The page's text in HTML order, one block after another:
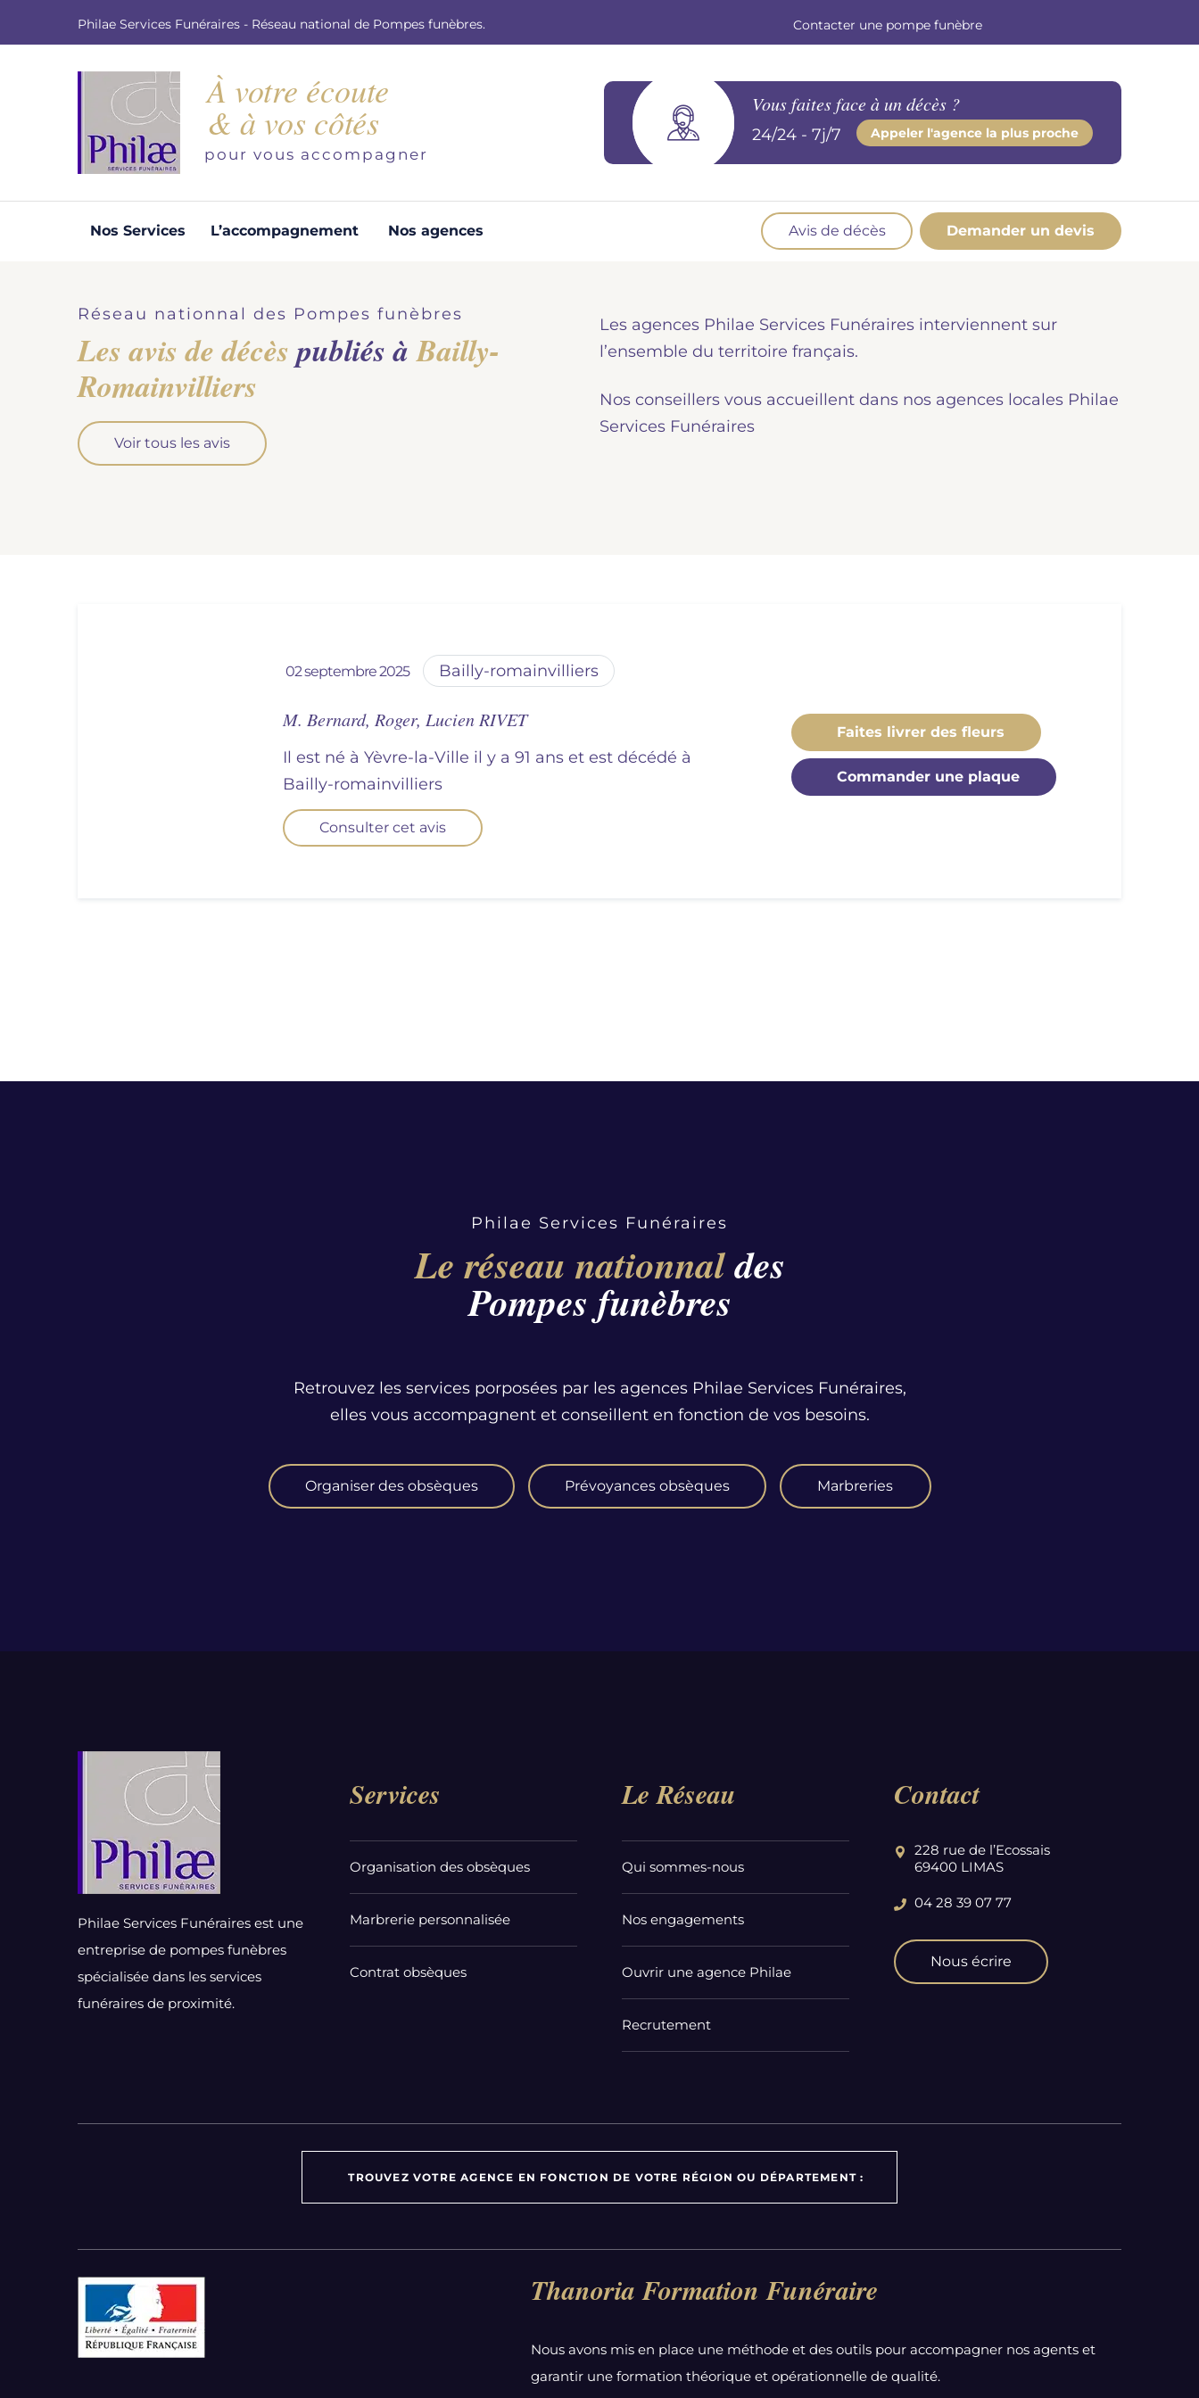
Philae Services Funéraires - Réseau national de Pompes funèbres. Contacter une pompe funèbre
À votre écoute
& à vos côtés
pour vous accompagner
Vous faites face à un décès ?
24/24 - 7j/7 Appeler l'agence la plus proche
Nos Services L’accompagnement Nos agences Avis de décès Demander un devis
Demandez votre devis pour l'organisation
d'obsèques, nos équipe s'engage à vous
répondre dans les meilleurs délais.
Demander un devis obsèques
soulager vos proches pour l'organisation de la
cérémonie. Nous vous accompagnons.
Demander un devis prévoyance
marbrerie pour accompagner l'hommage du
défunt. Découvrez nos gammes spécialisées.
Demander un devis marbrerie
Réseau nationnal des Pompes funèbres
Les avis de décèspubliés àBailly-
Romainvilliers
Voir tous les avis
Les agences Philae Services Funéraires interviennent sur
l’ensemble du territoire français.
Nos conseillers vous accueillent dans nos agences locales Philae
Services Funéraires
02 septembre 2025 bailly-romainvilliers
M. Bernard, Roger, Lucien RIVET
Il est né à Yèvre-la-Ville il y a 91 ans et est décédé à
bailly-romainvilliers
Consulter cet avis
Faites livrer des fleurs
Commander une plaque
Philae Services Funéraires
Le réseau nationnaldes
Pompes funèbres
Retrouvez les services porposées par les agences Philae Services Funéraires,
elles vous accompagnent et conseillent en fonction de vos besoins.
Organiser des obsèques Prévoyances obsèques Marbreries
Philae Services Funéraires est une
entreprise de pompes funèbres
spécialisée dans les services
funéraires de proximité.
Services
Organisation des obsèques
Marbrerie personnalisée
Contrat obsèques
Le Réseau
Qui sommes-nous
Nos engagements
Ouvrir une agence Philae
Recrutement
Contact
228 rue de l’Ecossais
69400 LIMAS
04 28 39 07 77
Nous écrire
TROUVEZ VOTRE AGENCE EN FONCTION DE VOTRE RÉGION OU DÉPARTEMENT :
Par région :
Auvergne-Rhône-Alpes
Bourgogne-Franche-Comté
Thanoria Formation Funéraire
Nous avons mis en place une méthode et des outils pour accompagner nos agents et
garantir une formation théorique et opérationnelle de qualité.